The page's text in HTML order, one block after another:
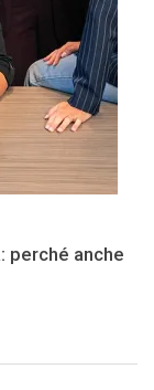
perché anche